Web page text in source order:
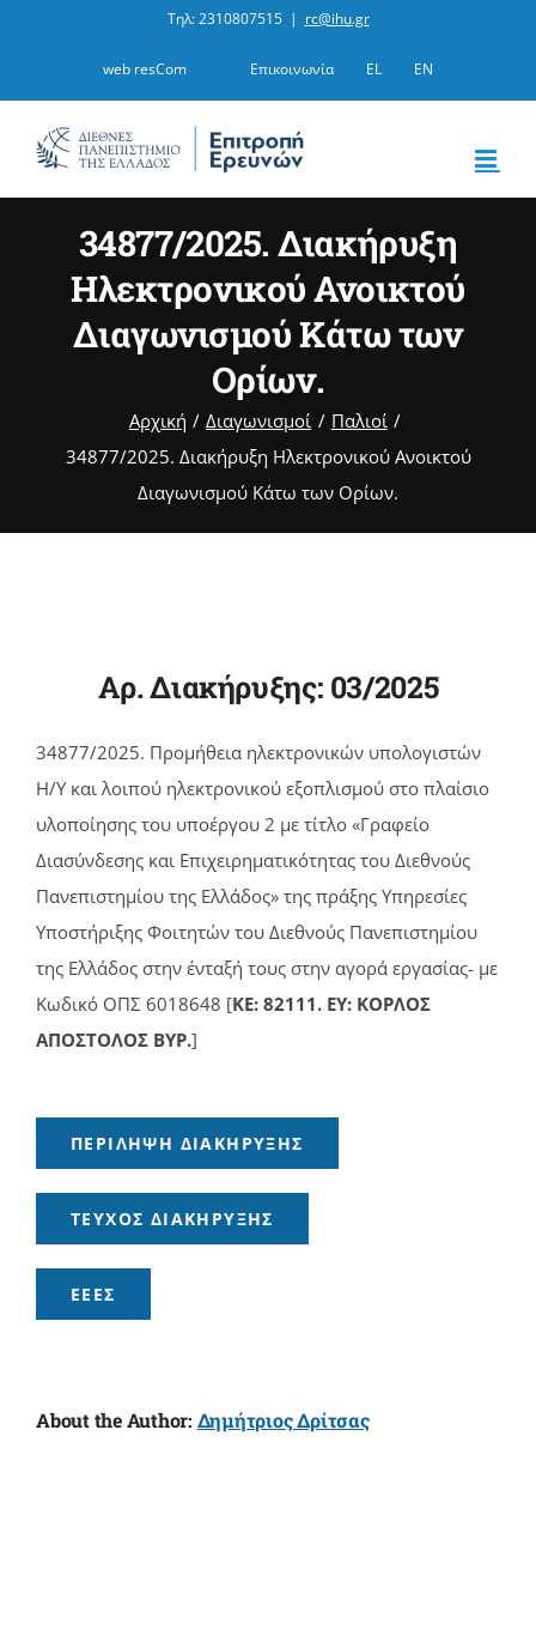
Τηλ: 2310807515 | rc@ihu.gr
web resCom Επικοινωνία EL EN
34877/2025. Διακήρυξη
Ηλεκτρονικού Ανοικτού
Διαγωνισμού Κάτω των
Ορίων.
Αρχική Διαγωνισμοί
Παλιοί
34877/2025. Διακήρυξη Ηλεκτρονικού Ανοικτού
Διαγωνισμού Κάτω των Ορίων.
Αρ. Διακήρυξης: 03/2025
34877/2025. Προμήθεια ηλεκτρονικών υπολογιστών
Η/Υ και λοιπού ηλεκτρονικού εξοπλισμού στο πλαίσιο
υλοποίησης του υποέργου 2 με τίτλο «Γραφείο
Διασύνδεσης και Επιχειρηματικότητας του Διεθνούς
Πανεπιστημίου της Ελλάδος» της πράξης Υπηρεσίες
Υποστήριξης Φοιτητών του Διεθνούς Πανεπιστημίου
της Ελλάδος στην ένταξή τους στην αγορά εργασίας- με
Κωδικό ΟΠΣ 6018648 [ΚΕ: 82111. ΕΥ: ΚΟΡΛΟΣ
ΑΠΟΣΤΟΛΟΣ ΒΥΡ.]
ΠΕΡΊΛΗΨΗ ΔΙΑΚΉΡΥΞΗΣ
ΤΕΎΧΟΣ ΔΙΑΚΉΡΥΞΗΣ
ΕΕΕΣ
About the Author: Δημήτριος Δρίτσας